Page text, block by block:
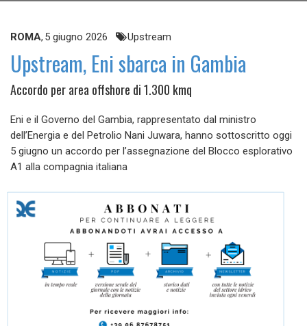
ROMA, 5 giugno 2026 Upstream
Upstream, Eni sbarca in Gambia
Accordo per area offshore di 1.300 kmq
Eni e il Governo del Gambia, rappresentato dal ministro
dell’Energia e del Petrolio Nani Juwara, hanno sottoscritto oggi
5 giugno un accordo per l’assegnazione del Blocco esplorativo
A1 alla compagnia italiana